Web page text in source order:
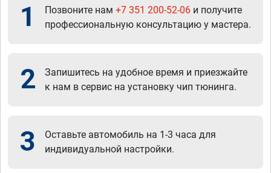
1 Позвоните нам +7 351 200-52-06 и получите
профессиональную консультацию у мастера.
2
Запишитесь на удобное время и приезжайте
к нам в сервис на установку чип тюнинга.
3
Оставьте автомобиль на 1-3 часа для
индивидуальной настройки.